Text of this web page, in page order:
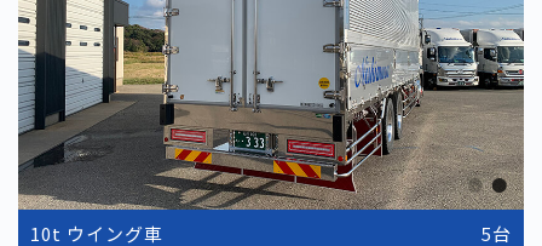
10t ウイング車 5台